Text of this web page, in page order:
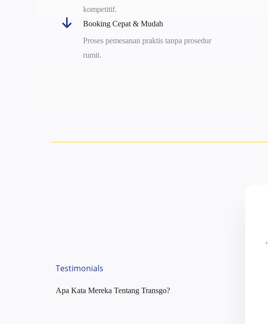
kompetitif.
Booking Cepat & Mudah
Proses pemesanan praktis tanpa prosedur
rumit.
Testimonials
Apa Kata Mereka Tentang Transgo?